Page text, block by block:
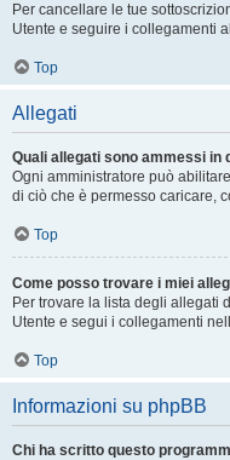
Per cancellare le tue
Utente e seguire i collegamenti
Top
Allegati
Quali allegati sono ammessi in
Ogni amministratore può
di ciò che è permesso caricare,
Top
Come posso trovare i miei
Per trovare la lista degli allegati
Utente e segui i collegamenti
Top
Informazioni su phpBB
Chi ha scritto questo